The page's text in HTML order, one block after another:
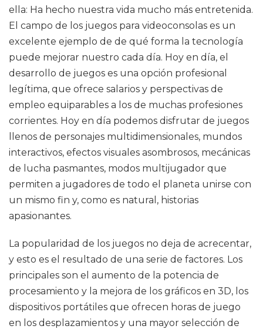
ella: Ha hecho nuestra vida mucho más entretenida.
El campo de los juegos para videoconsolas es un
excelente ejemplo de de qué forma la tecnología
puede mejorar nuestro cada día. Hoy en día, el
desarrollo de juegos es una opción profesional
legítima, que ofrece salarios y perspectivas de
empleo equiparables a los de muchas profesiones
corrientes. Hoy en día podemos disfrutar de juegos
llenos de personajes multidimensionales, mundos
interactivos, efectos visuales asombrosos, mecánicas
de lucha pasmantes, modos multijugador que
permiten a jugadores de todo el planeta unirse con
un mismo fin y, como es natural, historias
apasionantes.
La popularidad de los juegos no deja de acrecentar,
y esto es el resultado de una serie de factores. Los
principales son el aumento de la potencia de
procesamiento y la mejora de los gráficos en 3D, los
dispositivos portátiles que ofrecen horas de juego
en los desplazamientos y una mayor selección de